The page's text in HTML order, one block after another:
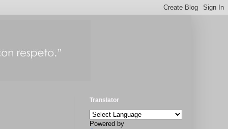
Translator
Powered by